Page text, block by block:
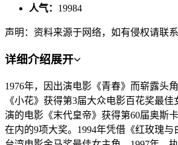
人气： 19984
声明：资料来源于网络，如有侵权请联系
详细介绍展开
1976年，因出演电影《青春》而崭露头
《小花》获得第3届大众电影百花奖最佳
演的电影《末代皇帝》获得第60届奥斯
在内的9项大奖。1994年凭借《红玫瑰与